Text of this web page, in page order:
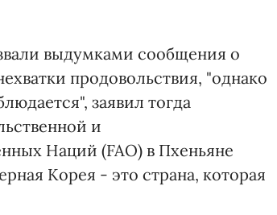
выдумками сообщения о
продовольствия, "однако
заявил тогда
и
Наций (FAO) в Пхеньяне
Корея - это страна, которая